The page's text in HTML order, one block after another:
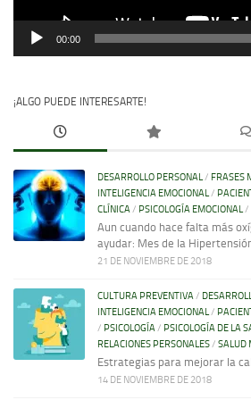
00:00
¡ALGO PUEDE INTERESARTE!
DESARROLLO PERSONAL/ FRASES
INTELIGENCIA EMOCIONAL/
CLÍNICA/ PSICOLOGÍA EMOCIONAL/
Aun cuando hace falta más
ayudar: Mes de la
21 DE NOVIEMBRE DE 2018
CULTURA PREVENTIVA/
INTELIGENCIA EMOCIONAL/
/ PSICOLOGÍA/ PSICOLOGÍA DE LA
RELACIONES PERSONALES/ SALUD
Estrategias para mejorar la
14 DE NOVIEMBRE DE 2018